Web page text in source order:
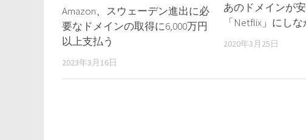
Amazon、スウェーデン進出に必
要なドメインの取得に6,000万円
以上支払う
2023年3月16日
あのドメインが
「Netflix」にし
2020年3月25日